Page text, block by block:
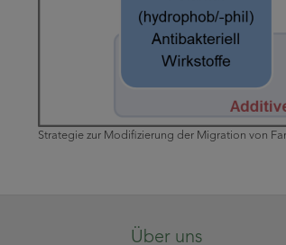
Strategie zur Modifizierung der Migration von
Über uns